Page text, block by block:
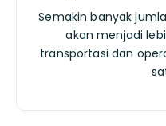
Semakin banyak
akan menjadi
transportasi dan